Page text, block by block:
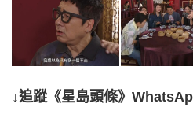
↓追蹤《星島頭條》